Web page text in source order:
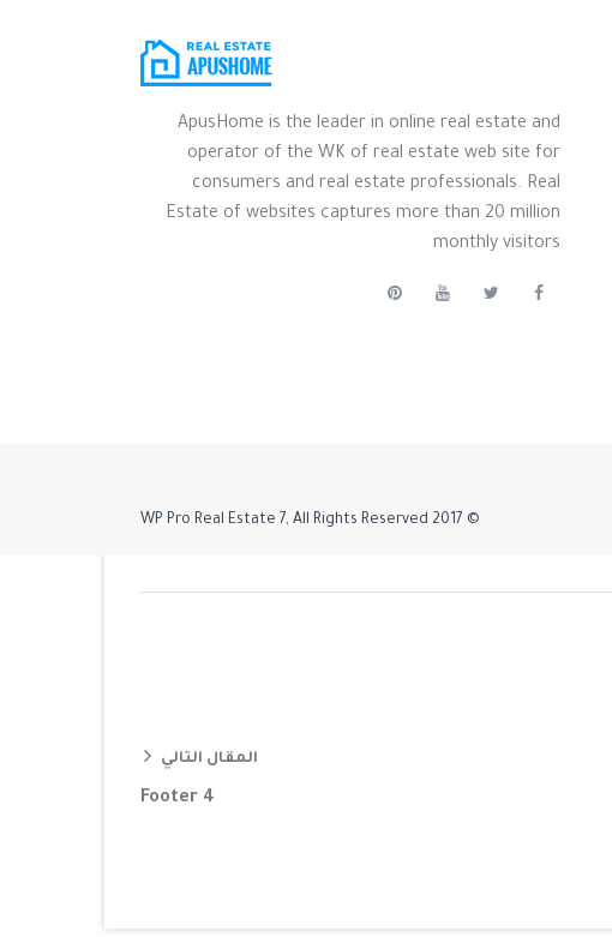
ApusHome is the leader in online real estate and
operator of the WK of real estate web site for
consumers and real estate professionals. Real
Estate of websites captures more than 20 million
monthly visitors
© 2017 WP Pro Real Estate 7, All Rights Reserved
المقال التالي
Footer 4